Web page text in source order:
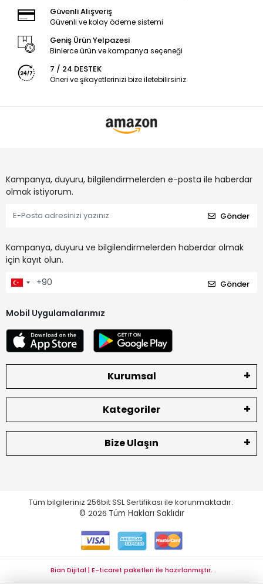
Güvenli Alışveriş
Güvenli ve kolay ödeme sistemi
Geniş Ürün Yelpazesi
Binlerce ürün ve kampanya seçeneği
7 / 24 DESTEK
Öneri ve şikayetlerinizi bize iletebilirsiniz.
Kampanya, duyuru, bilgilendirmelerden e-posta ile haberdar
olmak istiyorum.
Gönder
Kampanya, duyuru ve bilgilendirmelerden haberdar olmak
için kayıt olun.
Gönder
Mobil Uygulamalarımız
Kurumsal
Kategoriler
Bize Ulaşın
Tüm bilgileriniz 256bit SSL Sertifikası ile korunmaktadır.
© 2026 Tüm Hakları Saklıdır
Bian Dijital | E-ticaret paketleri ile hazırlanmıştır.